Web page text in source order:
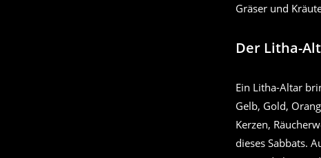
Gräser und
Der Litha-
Ein Litha-Altar
Gelb, Gold,
Kerzen,
dieses Sabbats.